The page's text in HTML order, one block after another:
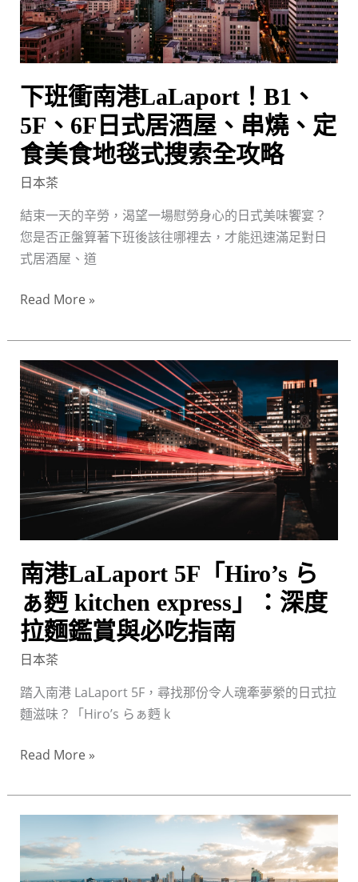
下班衝南港LaLaport！B1、
5F、6F日式居酒屋、串燒、定
食美食地毯式搜索全攻略
日本茶
結束一天的辛勞，渴望一場慰勞身心的日式美味饗宴？
您是否正盤算著下班後該往哪裡去，才能迅速滿足對日
式居酒屋、道
5F、
6F
日
酒
屋、
串
燒、
定
食
美
食
地
式
搜
索
全
攻
略
Read More »
南港LaLaport 5F「Hiro’s ら
ぁ麪 kitchen express」：深度
拉麵鑑賞與必吃指南
日本茶
踏入南港 LaLaport 5F，尋找那份令人魂牽夢縈的日式拉
麵滋味？「Hiro’s らぁ麪 k
南
港
LaLaport
5F「Hiro’s
ら
ぁ
麪
kitchen
express」：
深
度
拉
麵
鑑
與
必
指
Read More »
港
LaLaport